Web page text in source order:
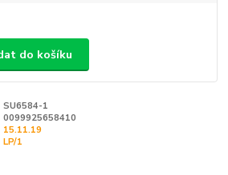
do košíku
SU6584-1
0099925658410
15.11.19
LP/1